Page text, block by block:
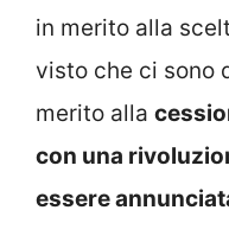
in merito alla
visto che ci sono
merito alla
con una
essere